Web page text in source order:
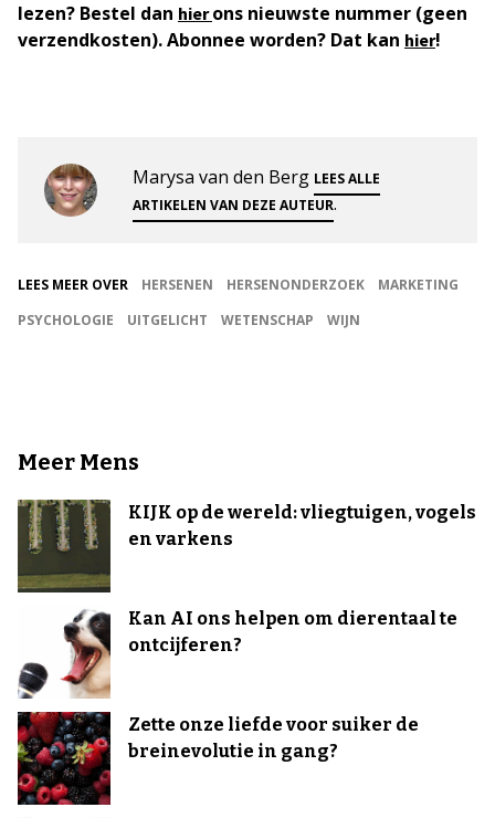
lezen? Bestel dan hierons nieuwste nummer (geen
verzendkosten). Abonnee worden? Dat kan hier!
Marysa van den Berg LEES ALLE
ARTIKELEN VAN DEZE AUTEUR.
LEES MEER OVER HERSENEN HERSENONDERZOEK
MARKETING
PSYCHOLOGIE
UITGELICHT WETENSCHAP WIJN
Meer Mens
KIJK op de wereld: vliegtuigen, vogels
en varkens
Kan AI ons helpen om dierentaal te
ontcijferen?
Zette onze liefde voor suiker de
breinevolutie in gang?